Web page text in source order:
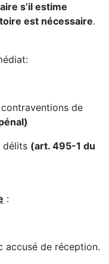
s’il estime
est nécessaire.
contraventions de
délits (art. 495-1 du
:
accusé de réception.